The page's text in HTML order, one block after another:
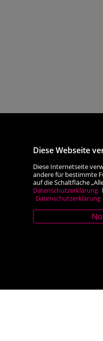
Stammhaus
Öffnungszeiten
Diese Webseite
Diese Internetseite
andere für bestimmte
auf die Schaltfläche
Datenschutzerklärung
Datenschutzerklärung